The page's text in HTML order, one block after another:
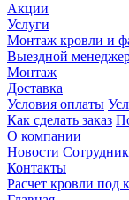
Акции
Услуги
Монтаж кровли и
Выездной
Монтаж
Доставка
Условия оплаты
Как сделать заказ
О компании
Новости
Контакты
Расчет кровли под